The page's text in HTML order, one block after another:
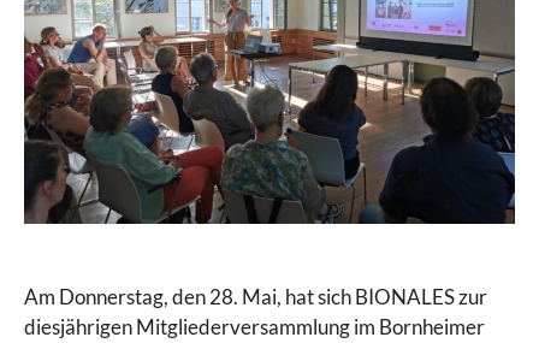
Am Donnerstag, den 28. Mai, hat sich BIONALES zur
diesjährigen Mitgliederversammlung im Bornheimer